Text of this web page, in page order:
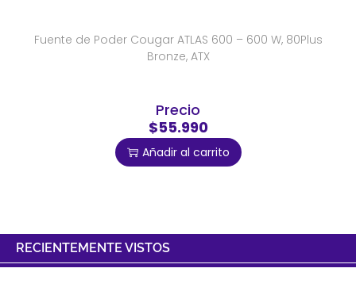
Fuente de Poder Cougar ATLAS 600 – 600 W, 80Plus
Bronze, ATX
Precio
$55.990
Añadir al carrito
RECIENTEMENTE VISTOS